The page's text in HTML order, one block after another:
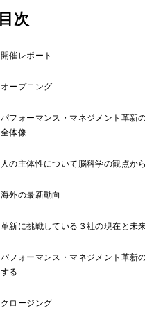
目次
開催レポート
​オープニング
パフォーマンス・マネジメント革新
全体像
人の主体性について​​脳科学の観点か
海外の最新動向
革新に挑戦している３社の現在と未
パフォーマンス・マネジメント革新
する
クロージング